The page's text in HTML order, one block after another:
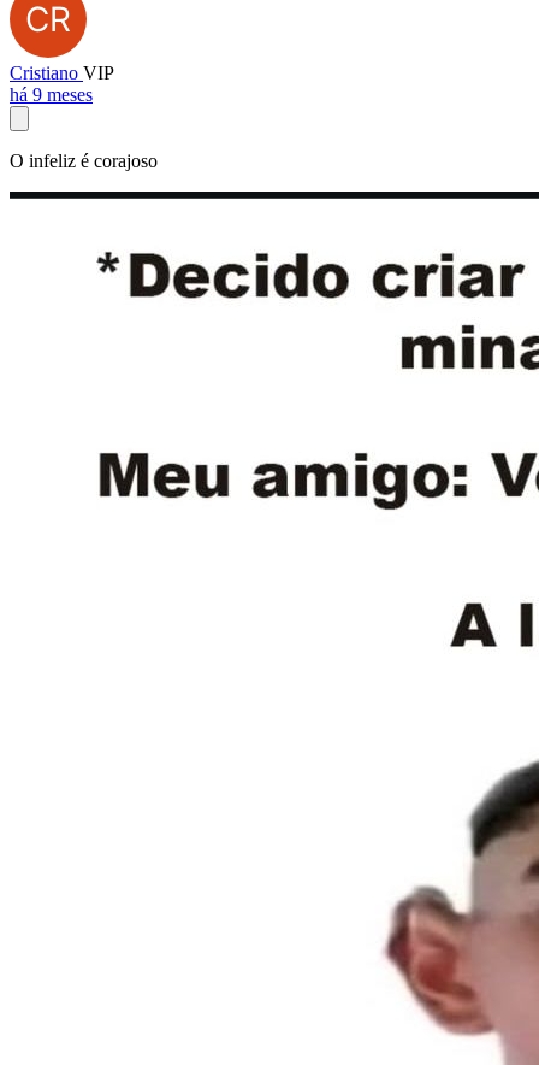
Cristiano VIP
há 9 meses
O infeliz é corajoso